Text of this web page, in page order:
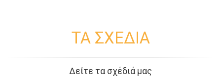
ΤΑ ΣΧΕΔΙΑ
Δείτε τα σχέδιά μας